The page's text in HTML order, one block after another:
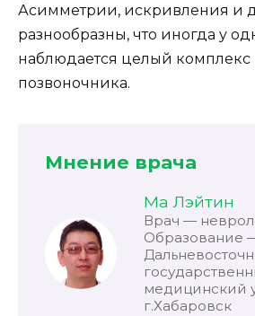
Асимметрии, искривления и
разнообразны, что иногда у
наблюдается целый
позвоночника.
Мнение врача
Ма Лэйтин
Врач —
Образование
медицинский
г.Хабаровск